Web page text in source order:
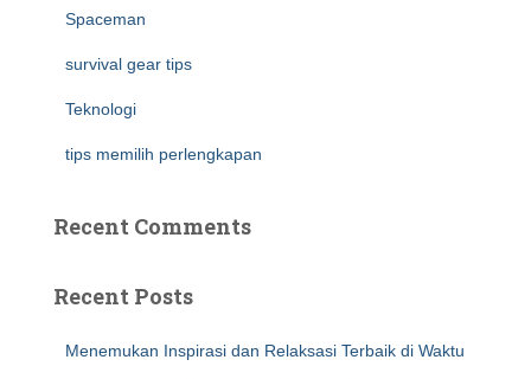
Spaceman
survival gear tips
Teknologi
tips memilih perlengkapan
Recent Comments
Recent Posts
Menemukan Inspirasi dan Relaksasi Terbaik di Waktu